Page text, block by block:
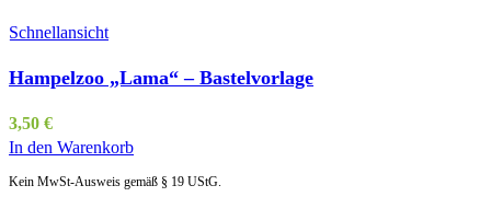
Schnellansicht
Hampelzoo „Lama“ – Bastelvorlage
3,50 €
In den Warenkorb
Kein MwSt-Ausweis gemäß § 19 UStG.